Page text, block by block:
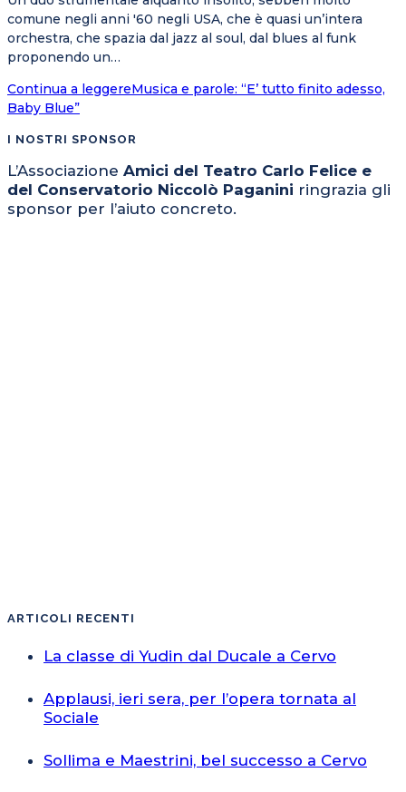
comune negli anni '60 negli USA, che è quasi un’intera
orchestra, che spazia dal jazz al soul, dal blues al funk
proponendo un…
Continua a leggereMusica e parole: “E’ tutto finito adesso,
Baby Blue”
I NOSTRI SPONSOR
L’Associazione Amici del Teatro Carlo Felice e
del Conservatorio Niccolò Paganini ringrazia gli
sponsor per l’aiuto concreto.
ARTICOLI RECENTI
La classe di Yudin dal Ducale a Cervo
Applausi, ieri sera, per l’opera tornata al
Sociale
Sollima e Maestrini, bel successo a Cervo